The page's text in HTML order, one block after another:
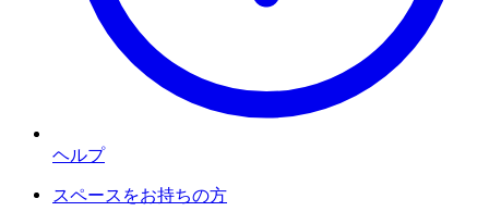
ヘルプ
スペースをお持ちの方